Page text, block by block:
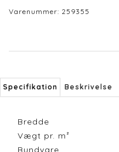
Varenummer: 259355
Specifikation Beskrivelse
Bredde
Vægt pr. m²
Bundvare